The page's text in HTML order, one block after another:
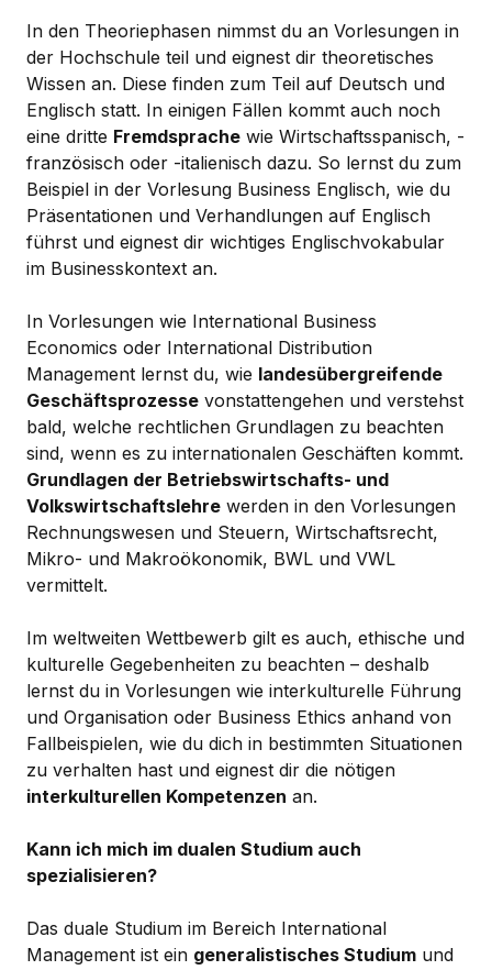
In den Theoriephasen nimmst du an Vorlesungen in
der Hochschule teil und eignest dir theoretisches
Wissen an. Diese finden zum Teil auf Deutsch und
Englisch statt. In einigen Fällen kommt auch noch
eine dritte Fremdsprache wie Wirtschaftsspanisch, -
französisch oder -italienisch dazu. So lernst du zum
Beispiel in der Vorlesung Business Englisch, wie du
Präsentationen und Verhandlungen auf Englisch
führst und eignest dir wichtiges Englischvokabular
im Businesskontext an.
In Vorlesungen wie International Business
Economics oder International Distribution
Management lernst du, wie landesübergreifende
Geschäftsprozesse vonstattengehen und verstehst
bald, welche rechtlichen Grundlagen zu beachten
sind, wenn es zu internationalen Geschäften kommt.
Grundlagen der Betriebswirtschafts- und
Volkswirtschaftslehre werden in den Vorlesungen
Rechnungswesen und Steuern, Wirtschaftsrecht,
Mikro- und Makroökonomik, BWL und VWL
vermittelt.
Im weltweiten Wettbewerb gilt es auch, ethische und
kulturelle Gegebenheiten zu beachten – deshalb
lernst du in Vorlesungen wie interkulturelle Führung
und Organisation oder Business Ethics anhand von
Fallbeispielen, wie du dich in bestimmten Situationen
zu verhalten hast und eignest dir die nötigen
interkulturellen Kompetenzen an.
Kann ich mich im dualen Studium auch
spezialisieren?
Das duale Studium im Bereich International
Management ist ein generalistisches Studium und